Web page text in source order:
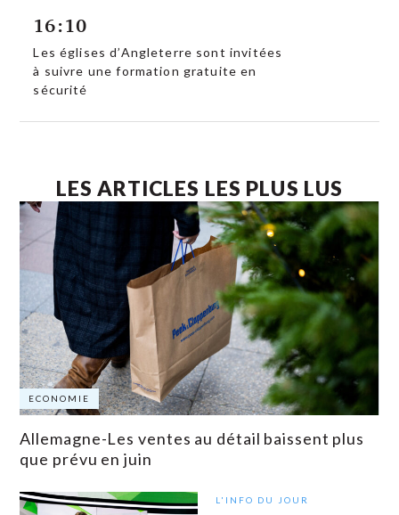
16:10
Les églises d’Angleterre sont invitées
à suivre une formation gratuite en
sécurité
LES ARTICLES LES PLUS LUS
ECONOMIE
Allemagne-Les ventes au détail baissent plus
que prévu en juin
L'INFO DU JOUR